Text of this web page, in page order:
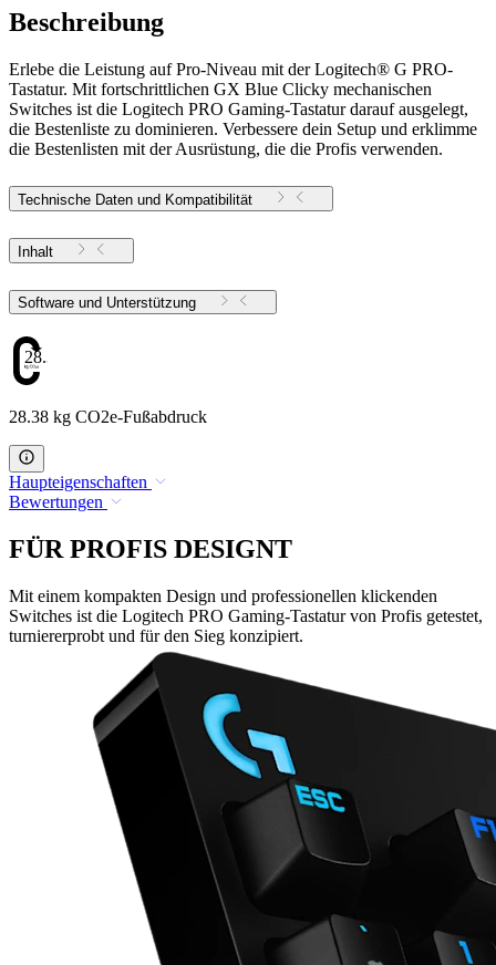
Beschreibung
Erlebe die Leistung auf Pro-Niveau mit der Logitech® G PRO-
Tastatur. Mit fortschrittlichen GX Blue Clicky mechanischen
Switches ist die Logitech PRO Gaming-Tastatur darauf ausgelegt,
die Bestenliste zu dominieren. Verbessere dein Setup und erklimme
die Bestenlisten mit der Ausrüstung, die die Profis verwenden.
Technische Daten und Kompatibilität
Inhalt
Software und Unterstützung
28.38
28.38 kg CO2e-Fußabdruck
Haupteigenschaften
Bewertungen
FÜR PROFIS DESIGNT
Mit einem kompakten Design und professionellen klickenden
Switches ist die Logitech PRO Gaming-Tastatur von Profis getestet,
turniererprobt und für den Sieg konzipiert.